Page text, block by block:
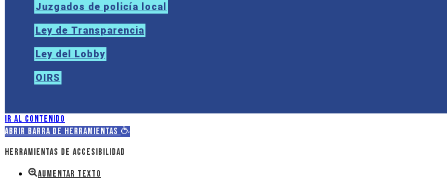
Juzgados de policía local
Ley de Transparencia
Ley del Lobby
OIRS
Ir al contenido
Abrir barra de herramientas
Herramientas de accesibilidad
Aumentar texto